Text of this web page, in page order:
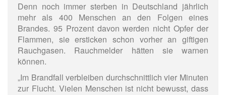
Denn noch immer sterben in Deutschland jährlich
mehr als 400 Menschen an den Folgen eines
Brandes. 95 Prozent davon werden nicht Opfer der
Flammen, sie ersticken schon vorher an giftigen
Rauchgasen. Rauchmelder hätten sie warnen
können.
„Im Brandfall verbleiben durchschnittlich vier Minuten
zur Flucht. Vielen Menschen ist nicht bewusst, dass